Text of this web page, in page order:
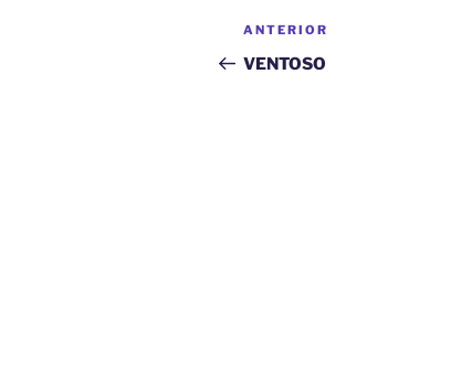
Navegación
de
Entrada
anterior:
ANTERIOR
VENTOSO